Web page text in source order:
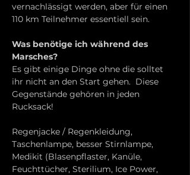
vernachlässigt werden, aber für einen
110 km Teilnehmer essentiell sein.
Was benötige ich während des
Marsches?
Es gibt einige Dinge ohne die solltet
ihr nicht an den Start gehen.  Diese
Gegenstände gehören in jeden
Rucksack!
Regenjacke / Regenkleidung,
Taschenlampe, besser Stirnlampe,
Medikit (Blasenpflaster, Kanüle,
Feuchttücher, Sterilium, Ice Power,